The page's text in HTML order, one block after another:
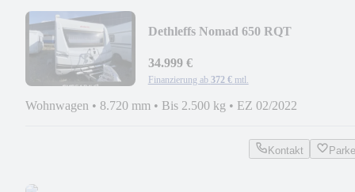
Dethleffs Nomad 650 RQT
34.999 €
Finanzierung ab 372 € mtl.
Wohnwagen • 8.720 mm • Bis 2.500 kg • EZ 02/2022
Kontakt